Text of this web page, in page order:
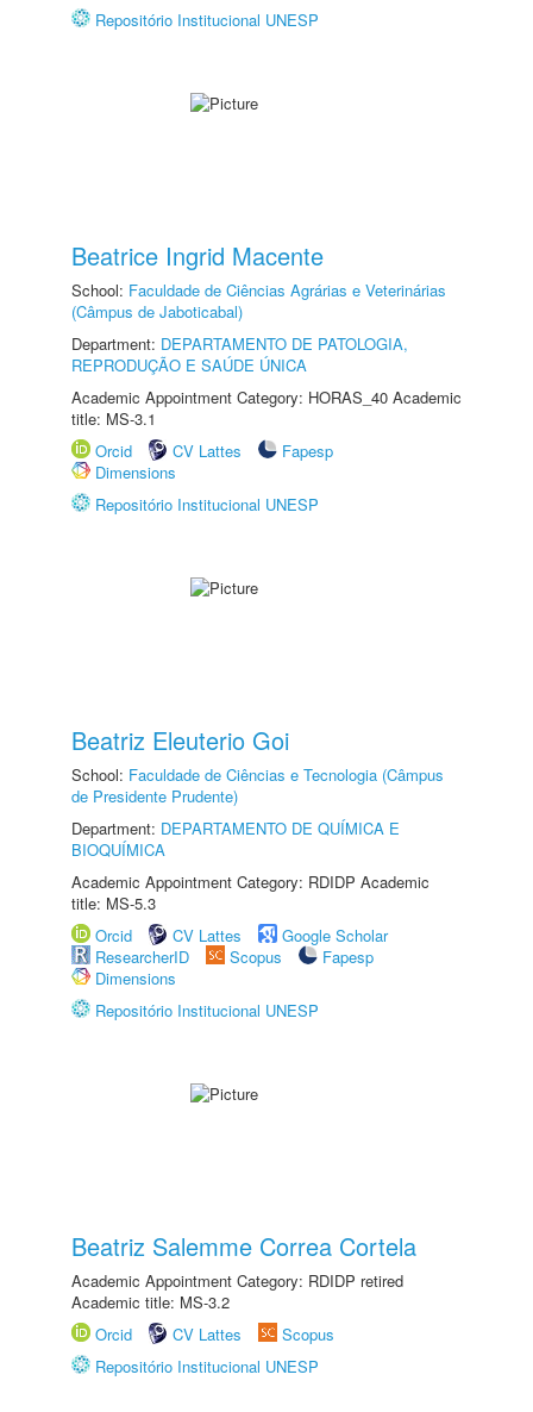
Repositório Institucional UNESP
Beatrice Ingrid Macente
School: Faculdade de Ciências Agrárias e Veterinárias
(Câmpus de Jaboticabal)
Department: DEPARTAMENTO DE PATOLOGIA,
REPRODUÇÃO E SAÚDE ÚNICA
Academic Appointment Category: HORAS_40 Academic
title: MS-3.1
Orcid
CV Lattes
Fapesp
Dimensions
Repositório Institucional UNESP
Beatriz Eleuterio Goi
School: Faculdade de Ciências e Tecnologia (Câmpus
de Presidente Prudente)
Department: DEPARTAMENTO DE QUÍMICA E
BIOQUÍMICA
Academic Appointment Category: RDIDP Academic
title: MS-5.3
Orcid
CV Lattes
Google Scholar
ResearcherID
Scopus
Fapesp
Dimensions
Repositório Institucional UNESP
Beatriz Salemme Correa Cortela
Academic Appointment Category: RDIDP retired
Academic title: MS-3.2
Orcid
CV Lattes
Scopus
Repositório Institucional UNESP